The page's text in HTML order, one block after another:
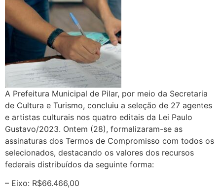
A Prefeitura Municipal de Pilar, por meio da Secretaria
de Cultura e Turismo, concluiu a seleção de 27 agentes
e artistas culturais nos quatro editais da Lei Paulo
Gustavo/2023. Ontem (28), formalizaram-se as
assinaturas dos Termos de Compromisso com todos os
selecionados, destacando os valores dos recursos
federais distribuídos da seguinte forma:
– Eixo: R$66.466,00